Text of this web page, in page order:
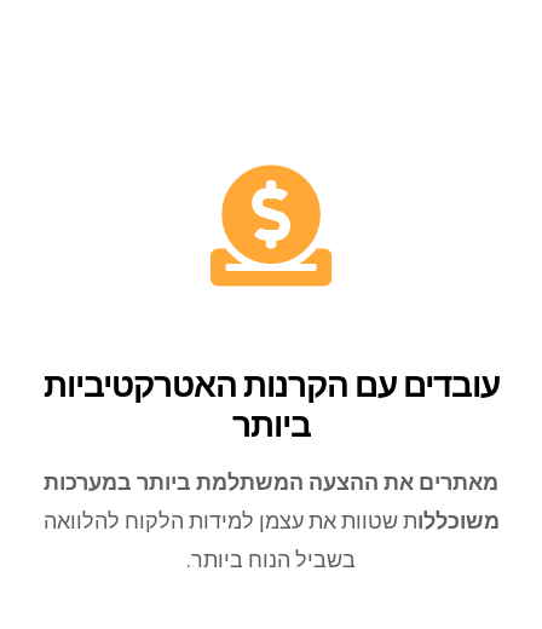
עובדים עם הקרנות האטרקטיביות
ביותר
מאתרים את ההצעה המשתלמת ביותר במערכות
משוכללות שטוות את עצמן למידות הלקוח להלוואה
בשביל הנוח ביותר.